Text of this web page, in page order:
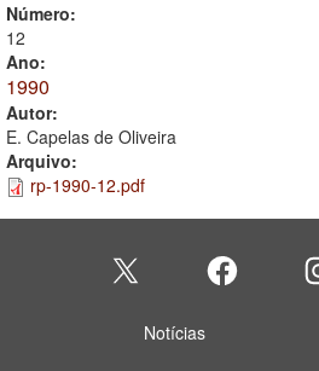
Número:
12
Ano:
1990
Autor:
E. Capelas de Oliveira
Arquivo:
rp-1990-12.pdf
Notícias